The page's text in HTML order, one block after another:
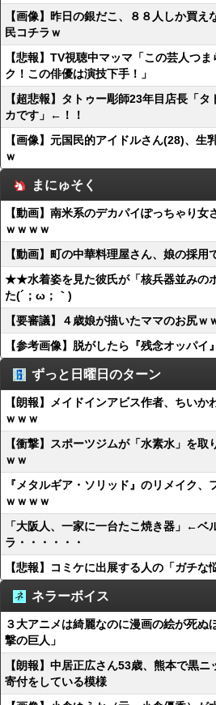
【画像】昨日の銀だこ、８８人しか買
民コチラｗ
【悲報】TV視聴中マッマ「この芸人つ
ク！この俳優は演技下手！」
【超悲報】タトゥー彫師23年目店長「
カです」←！！
【画像】元国民的アイドルさん(28)、生
ｗ
まにゅそく
【動画】南米系のデカパイぽっちゃり女
ｗｗｗｗ
【動画】町の中華料理屋さん、娘の採用
★★水着姿を見た彼氏が「核兵器並みの
た(´；ω；｀)
【要審議】４歳娘が描いたママのお尻ｗ
【参考画像】脱がしたら『残念オッパ
ずっと日曜日のターン
【朗報】メイドインアビス作者、ちいか
ｗｗｗ
【衝撃】スポーツジムが「水素水」を取
ｗｗ
『メタルギア・ソリッド』のリメイク、
ｗｗｗｗ
「大阪人、一家に一台たこ焼き器」←ベ
ラ・・・・・・
【悲報】コミケに出展する人の「ガチな
ネラーボイス
３大アニメは綺麗なのに漫画の絵が死ぬ
撃の巨人」
【朗報】中居正広さん53歳、熊本で黒
寄付をしている模様